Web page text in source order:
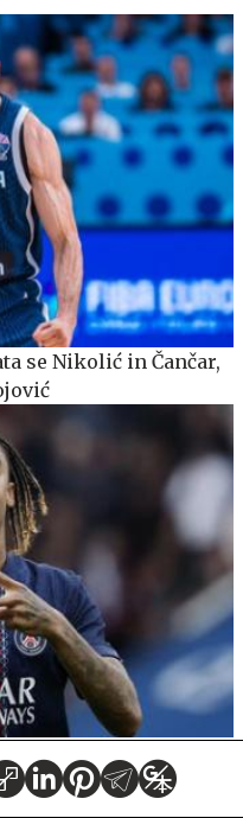
se Nikolić in Čančar,